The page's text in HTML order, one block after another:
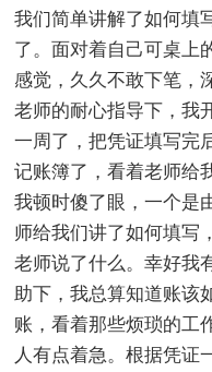
我们简单讲解了如何填
了。面对着自己可桌上
感觉，久久不敢下笔，
老师的耐心指导下，我
一周了，把凭证填写完
记账簿了，看着老师给
我顿时傻了眼，一个是
师给我们讲了如何填写
老师说了什么。幸好我
助下，我总算知道账该
账，看着那些烦琐的工
人有点着急。根据凭证